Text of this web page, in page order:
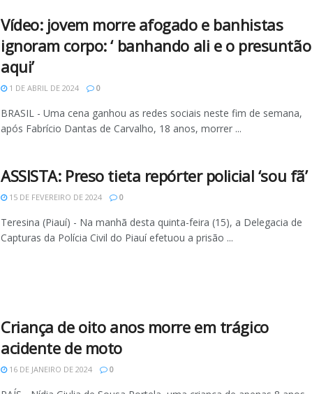
Vídeo: jovem morre afogado e banhistas
ignoram corpo: ‘ banhando ali e o presuntão
aqui’
1 DE ABRIL DE 2024 0
BRASIL - Uma cena ganhou as redes sociais neste fim de semana,
após Fabrício Dantas de Carvalho, 18 anos, morrer ...
ASSISTA: Preso tieta repórter policial ‘sou fã’
15 DE FEVEREIRO DE 2024 0
Teresina (Piauí) - Na manhã desta quinta-feira (15), a Delegacia de
Capturas da Polícia Civil do Piauí efetuou a prisão ...
Criança de oito anos morre em trágico
acidente de moto
16 DE JANEIRO DE 2024 0